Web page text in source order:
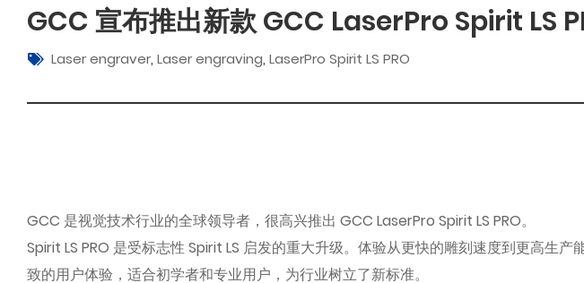
GCC 宣布推出新款 GCC LaserPro Spirit LS
Laser engraver, Laser engraving, LaserPro Spirit LS PRO
GCC 是视觉技术行业的全球领导者，很高兴推出 GCC LaserPro Spirit LS PRO。
Spirit LS PRO 是受标志性 Spirit LS 启发的重大升级。体验从更快的雕刻速度到更高生
致的用户体验，适合初学者和专业用户，为行业树立了新标准。